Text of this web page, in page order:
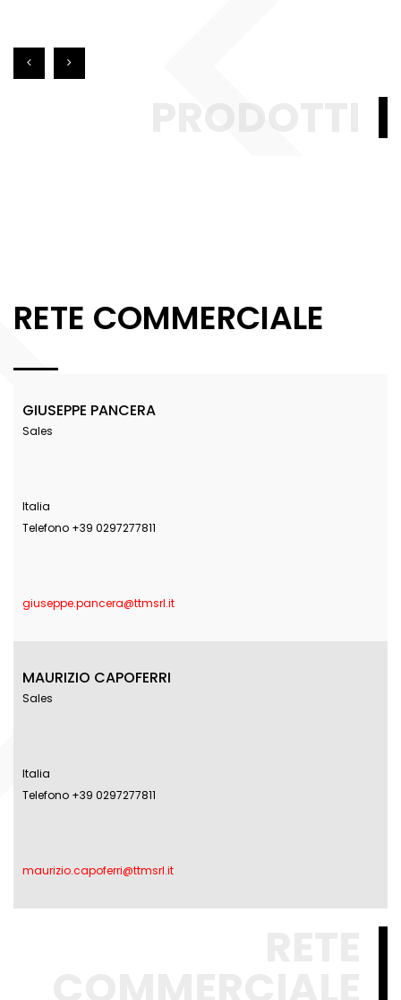
RETE COMMERCIALE
GIUSEPPE PANCERA
Sales
Italia
Telefono +39 0297277811
giuseppe.pancera@ttmsrl.it
MAURIZIO CAPOFERRI
Sales
Italia
Telefono +39 0297277811
maurizio.capoferri@ttmsrl.it